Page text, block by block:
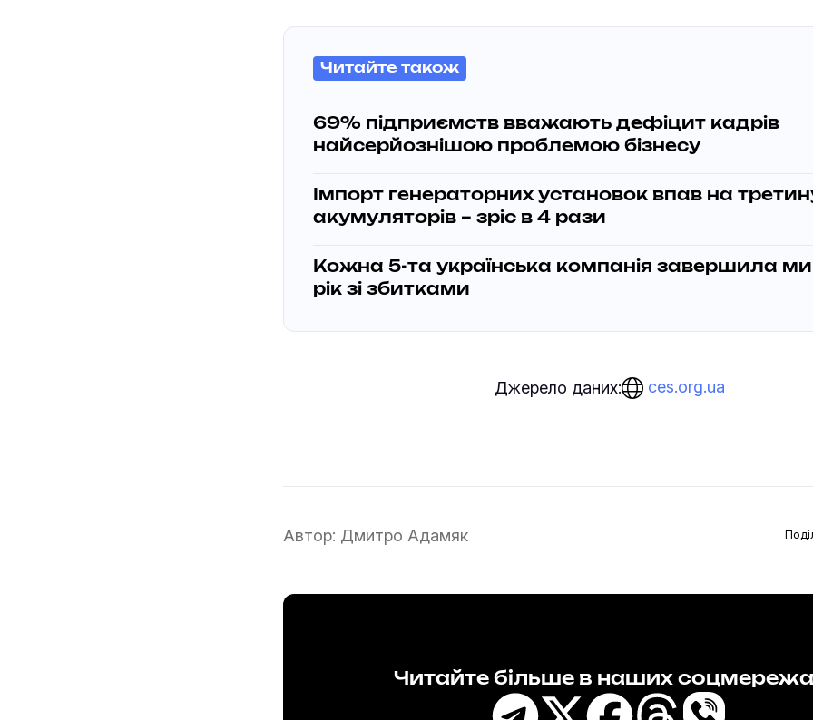
Читайте також
69% підприємств вважають дефіцит кадрів
найсерйознішою проблемою бізнесу
Імпорт генераторних установок впав на
акумуляторів – зріс в 4 рази
Кожна 5-та українська компанія завершила
рік зі збитками
Джерело даних: ces.org.ua
Автор: Дмитро Адамяк
Читайте більше в наших